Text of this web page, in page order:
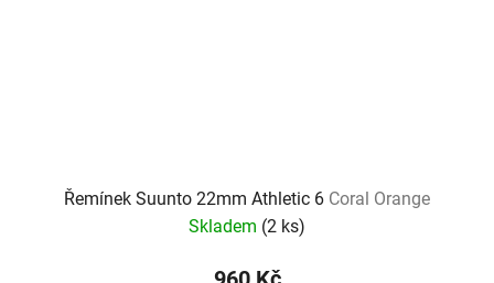
Řemínek Suunto 22mm Athletic 6 Coral Orange
Skladem (2 ks)